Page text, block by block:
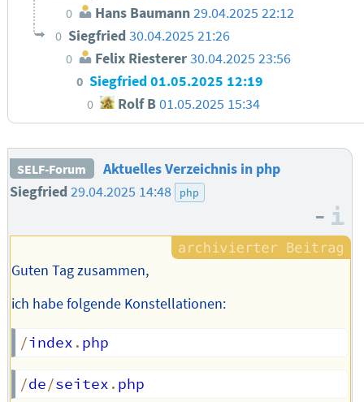
0 Hans Baumann29.04.2025 22:12
0 Siegfried 30.04.2025 21:26
0 Felix Riesterer30.04.2025 23:56
0 Siegfried01.05.2025 12:19
0 Rolf B01.05.2025 15:34
SELF-Forum
Aktuelles Verzeichnis in php
Siegfried 29.04.2025 14:48 php
–
Guten Tag zusammen,
ich habe folgende Konstellationen:
/index .
/de/seitex .